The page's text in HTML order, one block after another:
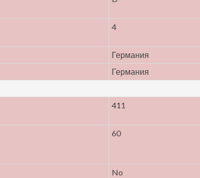
4
Германия
Германия
411
60
No